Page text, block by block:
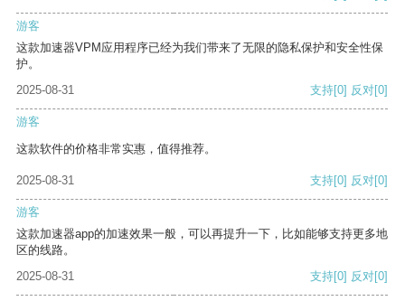
游客
这款加速器VPM应用程序已经为我们带来了无限的隐私保护和安全性保
护。
2025-08-31
支持[0] 反对[0]
游客
这款软件的价格非常实惠，值得推荐。
2025-08-31 支持[0] 反对[0]
游客
这款加速器app的加速效果一般，可以再提升一下，比如能够支持更多地
区的线路。
2025-08-31
支持[0] 反对[0]